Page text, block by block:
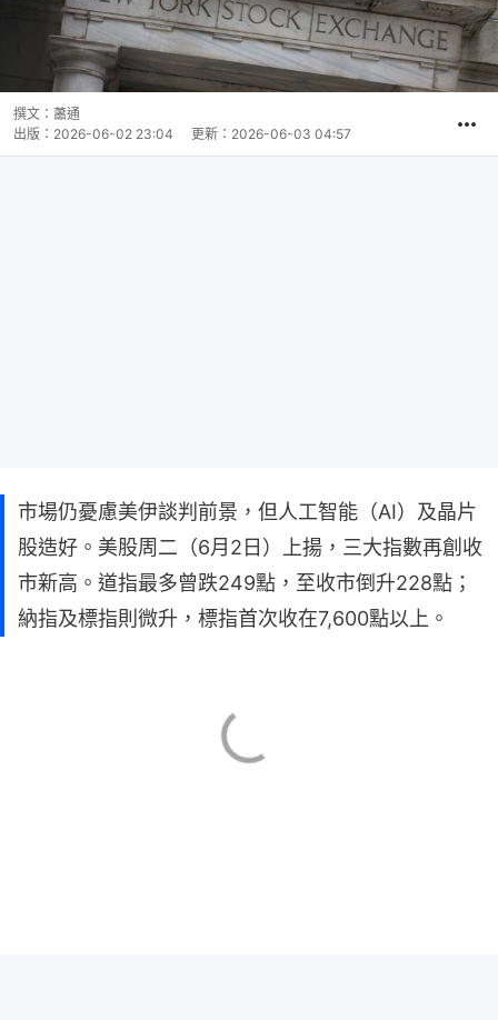
撰文： 蕭通
出版： 2026-06-02 23:04 更新： 2026-06-03 04:57
市場仍憂慮美伊談判前景，但人工智能（AI）及晶片
股造好。美股周二（6月2日）上揚，三大指數再創收
市新高。道指最多曾跌249點，至收市倒升228點；
納指及標指則微升，標指首次收在7,600點以上。